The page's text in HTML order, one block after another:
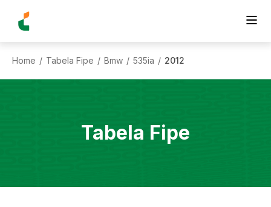
Home / Tabela Fipe / Bmw / 535ia / 2012
Tabela Fipe